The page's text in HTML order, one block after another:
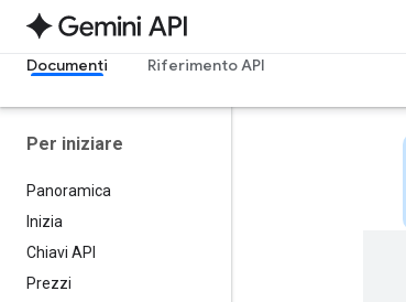
Documenti Riferimento API
Per iniziare
Panoramica
Inizia
Chiavi API
Prezzi